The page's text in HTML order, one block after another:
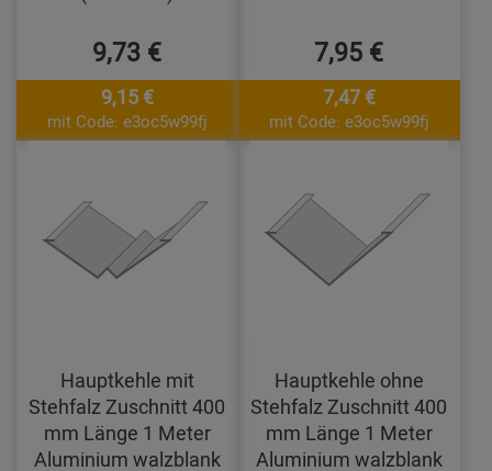
9,73 €
9,15 €
mit Code: e3oc5w99fj
7,95 €
7,47 €
mit Code: e3oc5w99fj
Hauptkehle mit
Stehfalz Zuschnitt 400
mm Länge 1 Meter
Aluminium walzblank
Hauptkehle ohne
Stehfalz Zuschnitt 400
mm Länge 1 Meter
Aluminium walzblank